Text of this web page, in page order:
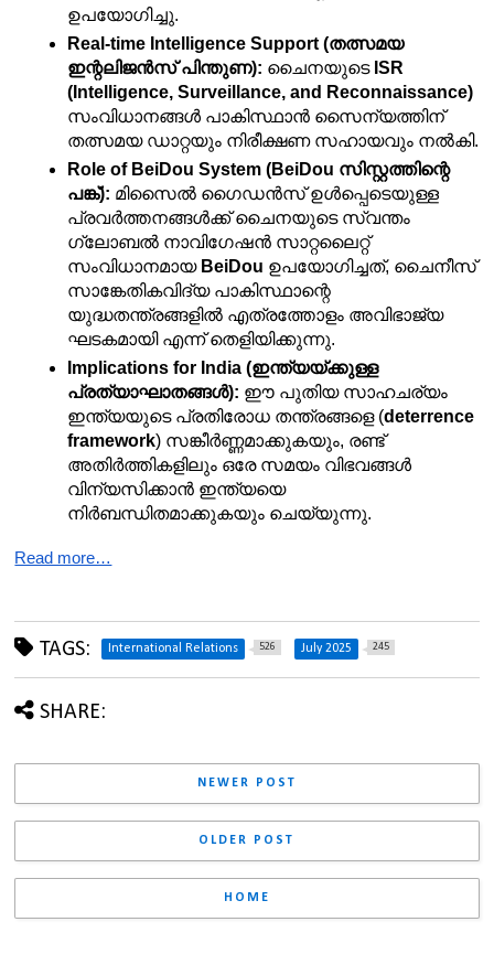
ഉപയോഗിച്ചു.
Real-time Intelligence Support (തത്സമയ
ഇന്റലിജൻസ് പിന്തുണ): ചൈനയുടെ ISR
(Intelligence, Surveillance, and Reconnaissance)
സംവിധാനങ്ങൾ പാകിസ്ഥാൻ സൈന്യത്തിന്
തത്സമയ ഡാറ്റയും നിരീക്ഷണ സഹായവും നൽകി.
Role of BeiDou System (BeiDou സിസ്റ്റത്തിന്റെ
പങ്ക്): മിസൈൽ ഗൈഡൻസ് ഉൾപ്പെടെയുള്ള
പ്രവർത്തനങ്ങൾക്ക് ചൈനയുടെ സ്വന്തം
ഗ്ലോബൽ നാവിഗേഷൻ സാറ്റലൈറ്റ്
സംവിധാനമായ BeiDou ഉപയോഗിച്ചത്, ചൈനീസ്
സാങ്കേതികവിദ്യ പാകിസ്ഥാന്റെ
യുദ്ധതന്ത്രങ്ങളിൽ എത്രത്തോളം അവിഭാജ്യ
ഘടകമായി എന്ന് തെളിയിക്കുന്നു.
Implications for India (ഇന്ത്യയ്ക്കുള്ള
പ്രത്യാഘാതങ്ങൾ): ഈ പുതിയ സാഹചര്യം
ഇന്ത്യയുടെ പ്രതിരോധ തന്ത്രങ്ങളെ (deterrence
framework) സങ്കീർണ്ണമാക്കുകയും, രണ്ട്
അതിർത്തികളിലും ഒരേ സമയം വിഭവങ്ങൾ
വിന്യസിക്കാൻ ഇന്ത്യയെ
നിർബന്ധിതമാക്കുകയും ചെയ്യുന്നു.
Read more…
TAGS: International Relations 526 July 2025 245
SHARE:
NEWER POST
OLDER POST
HOME